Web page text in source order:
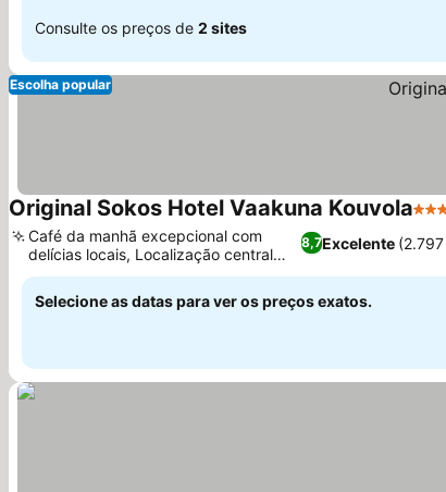
Consulte os preços de 2 sites
Escolha popular
Original Sokos Hotel Vaakuna Kouvola4
8,7Excelente
Café da manhã excepcional com
delícias locais, Localização central
privilegiada
Selecione as datas para ver os preços exatos.